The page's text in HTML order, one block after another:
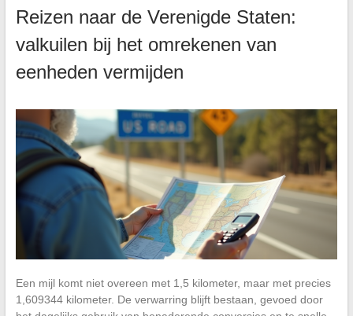
Reizen naar de Verenigde Staten:
valkuilen bij het omrekenen van
eenheden vermijden
Een mijl komt niet overeen met 1,5 kilometer, maar met precies
1,609344 kilometer. De verwarring blijft bestaan, gevoed door